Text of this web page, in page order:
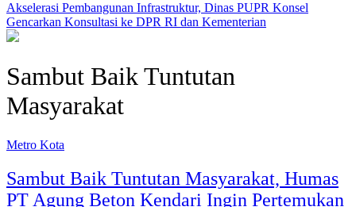
Akselerasi Pembangunan Infrastruktur, Dinas PUPR Konsel
Gencarkan Konsultasi ke DPR RI dan Kementerian
Sambut Baik Tuntutan
Masyarakat
Metro Kota
Sambut Baik Tuntutan Masyarakat, Humas
PT Agung Beton Kendari Ingin Pertemukan